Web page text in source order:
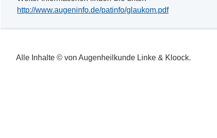
http://www.augeninfo.de/patinfo/glaukom.pdf
Alle Inhalte © von Augenheilkunde Linke & Kloock.